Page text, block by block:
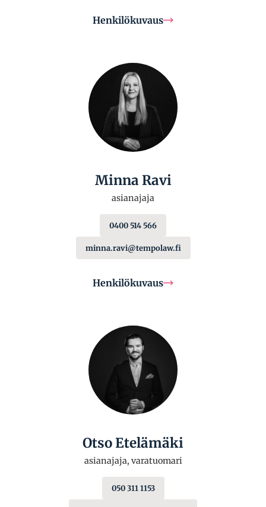
Henkilökuvaus
Minna Ravi
asianajaja
0400 514 566
minna.ravi@tempolaw.fi
Henkilökuvaus
Otso Etelämäki
asianajaja, varatuomari
050 311 1153